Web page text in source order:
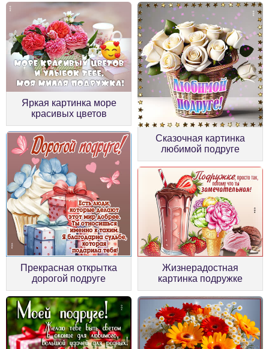
Яркая картинка море
красивых цветов
Сказочная картинка
любимой подруге
Прекрасная открытка
дорогой подруге
Жизнерадостная
картинка подружке